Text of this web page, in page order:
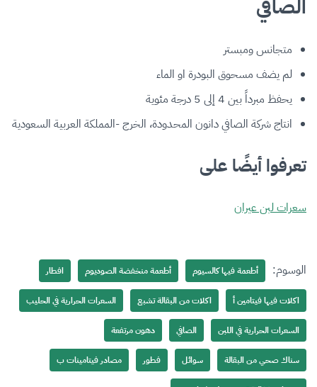
الصافي
متجانس ومبستر
لم يضف مسحوق البودرة او الماء
يحفظ مبرداً بين 4 إلى 5 درجة مئوية
انتاج شركة الصافي دانون المحدودة، الخرج -المملكة العربية السعودية
تعرفوا أيضًا على
سعرات لبن عيران
الوسوم: أطعمة فيها كالسيوم أطعمة منخفضة الصوديوم افطار
اكلات فيها فيتامين أ اكلات من البقالة تشبع السعرات الحرارية في الحليب
السعرات الحرارية في اللبن الصافي دهون مرتفعة
سناك صحي من البقالة سوائل فطور مصادر فيتامينات ب